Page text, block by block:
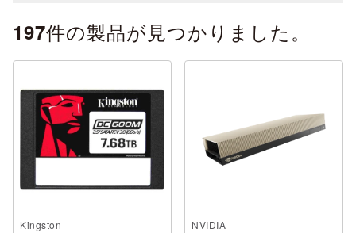
197件の製品が見つかりました。
Kingston NVIDIA